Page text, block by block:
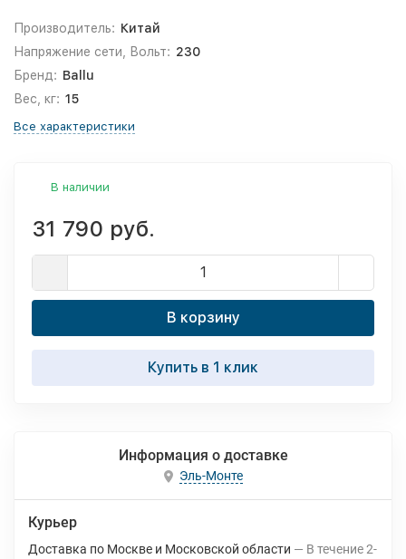
Производитель: Китай
Напряжение сети, Вольт: 230
Бренд: Ballu
Вес, кг: 15
Все характеристики
В наличии
31 790 руб.
В корзину
Купить в 1 клик
Информация о доставке
Эль-Монте
Курьер
Доставка по Москве и Московской области В течение2-